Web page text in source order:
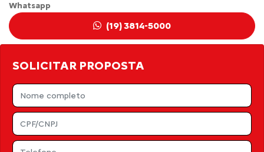
SOLICITAR PROPOSTA
Whatsapp
(19) 3814-5000